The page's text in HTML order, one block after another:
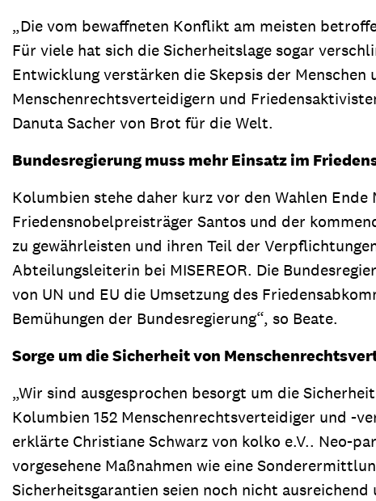
Sie brauchen Materialien?
Entdecken Sie unsere zahlreichen Publikationen & Materialien:
„Die vom bewaffneten Konflikt am meisten
Für viele hat sich die Sicherheitslage sogar
Entwicklung verstärken die Skepsis der Menschen
Menschenrechtsverteidigern und
Danuta Sacher von Brot für die Welt.
Bundesregierung muss mehr Einsatz im
Kolumbien stehe daher kurz vor den Wahlen
Friedensnobelpreisträger Santos und der
zu gewährleisten und ihren Teil der
Abteilungsleiterin bei MISEREOR. Die
von UN und EU die Umsetzung des
Bemühungen der Bundesregierung“, so Beate.
Sorge um die Sicherheit von
„Wir sind ausgesprochen besorgt um die
Kolumbien 152 Menschenrechtsverteidiger und -
erklärte Christiane Schwarz von kolko e.V.. Neo-
vorgesehene Maßnahmen wie eine
Sicherheitsgarantien seien noch nicht